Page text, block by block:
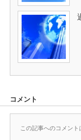
コメント
この記事へのコメント